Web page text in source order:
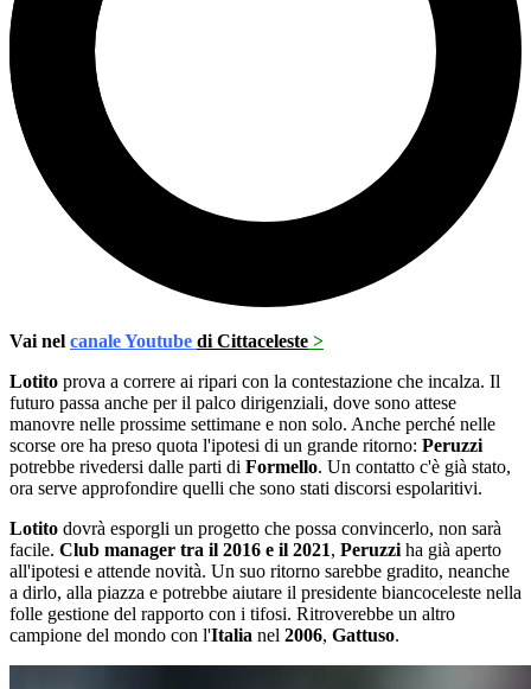
Vai nel canale Youtube di Cittaceleste >
Lotito prova a correre ai ripari con la contestazione che incalza. Il
futuro passa anche per il palco dirigenziali, dove sono attese
manovre nelle prossime settimane e non solo. Anche perché nelle
scorse ore ha preso quota l'ipotesi di un grande ritorno: Peruzzi
potrebbe rivedersi dalle parti di Formello. Un contatto c'è già stato,
ora serve approfondire quelli che sono stati discorsi espolaritivi.
Lotito dovrà esporgli un progetto che possa convincerlo, non sarà
facile. Club manager tra il 2016 e il 2021, Peruzzi ha già aperto
all'ipotesi e attende novità. Un suo ritorno sarebbe gradito, neanche
a dirlo, alla piazza e potrebbe aiutare il presidente biancoceleste nella
folle gestione del rapporto con i tifosi. Ritroverebbe un altro
campione del mondo con l'Italia nel 2006, Gattuso.